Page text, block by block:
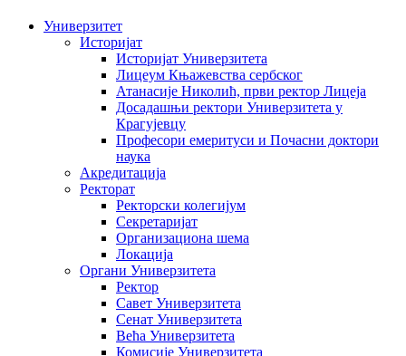
Универзитет
Историјат
Историјат Универзитета
Лицеум Књажевства сербског
Атанасије Николић, први ректор Лицеја
Досадашњи ректори Универзитета у
Крагујевцу
Професори емеритуси и Почасни доктори
наука
Акредитација
Ректорат
Ректорски колегијум
Секретаријат
Организациона шема
Локација
Органи Универзитета
Ректор
Савет Универзитета
Сенат Универзитета
Већа Универзитета
Комисије Универзитета